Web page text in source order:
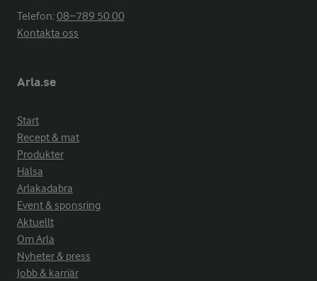
Telefon:08−789 50 00
Kontakta oss
Arla.se
Start
Recept & mat
Produkter
Hälsa
Arlakadabra
Event & sponsring
Aktuellt
Om Arla
Nyheter & press
Jobb & karriär